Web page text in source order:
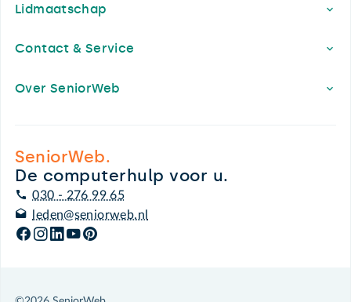
Lidmaatschap
Contact & Service
Over SeniorWeb
SeniorWeb.
De computerhulp voor u.
030 - 276 99 65
leden@seniorweb.nl